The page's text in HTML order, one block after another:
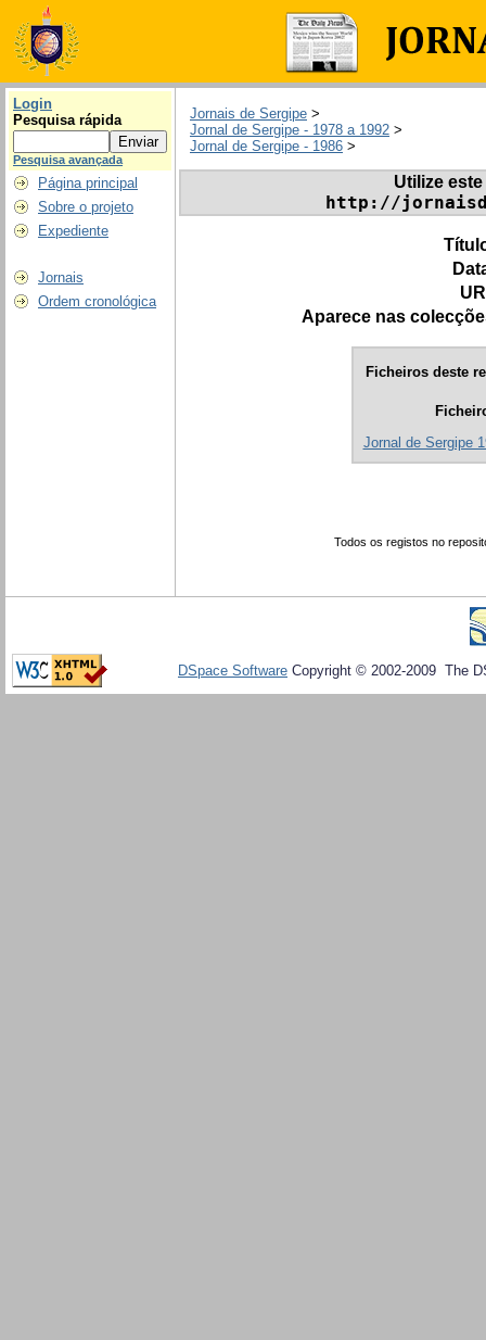
Login
Pesquisa rápida
Pesquisa avançada
Página principal
Sobre o projeto
Expediente
Jornais
Ordem cronológica
Jornais de Sergipe >
Jornal de Sergipe - 1978 a 1992 >
Jornal de Sergipe - 1986 >
Utilize
http://
Aparece nas
Ficheiros deste
Jornal de Sergipe
Todos os registos no
DSpace Software Copyright © 2002-2009 The